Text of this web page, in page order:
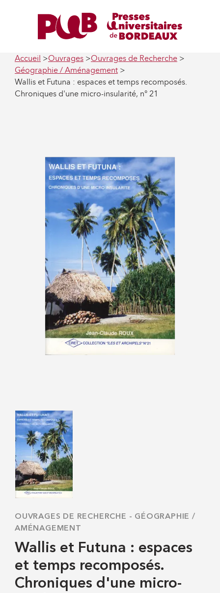
Accueil Ouvrages
Ouvrages de Recherche
Géographie / Aménagement
Wallis et Futuna : espaces et temps recomposés.
Chroniques d'une micro-insularité, n° 21
OUVRAGES DE RECHERCHE - GÉOGRAPHIE /
AMÉNAGEMENT
Wallis et Futuna : espaces
et temps recomposés.
Chroniques d'une micro-